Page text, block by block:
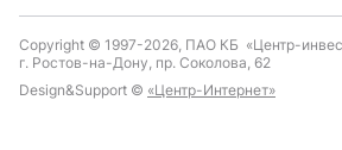
Copyright © 1997-2026, ПАО КБ «Центр-
г. Ростов-на-Дону, пр. Соколова, 62
Design&Support © «Центр-Интернет»